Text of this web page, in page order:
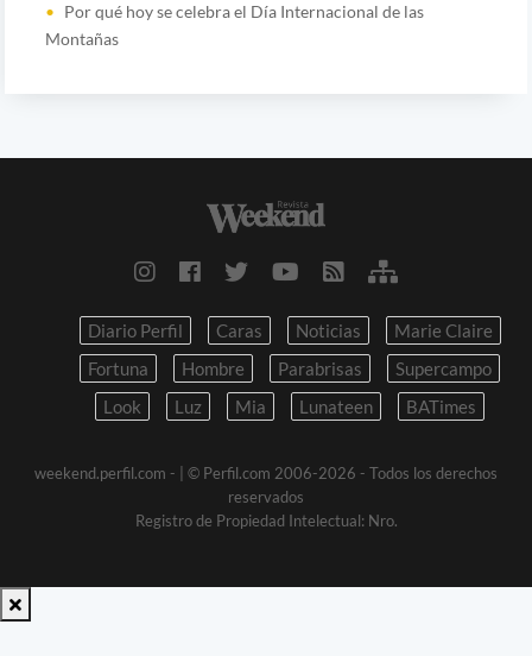
Por qué hoy se celebra el Día Internacional de las
Montañas
Diario Perfil Caras Noticias
Marie Claire
Fortuna
Hombre Parabrisas
Supercampo
Look
Luz Mia Lunateen BATimes
weekend.perfil.com -
| © Perfil.com 2006-2026 - Todos los derechos
reservados
Registro de Propiedad Intelectual: Nro.